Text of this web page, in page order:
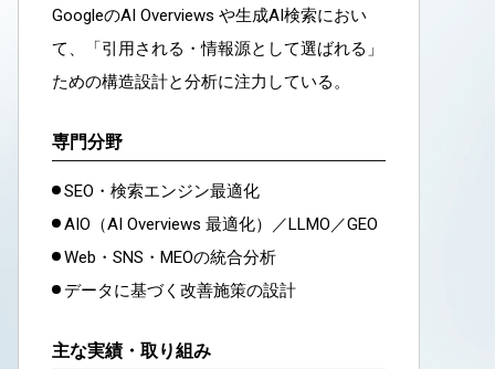
GoogleのAI Overviews や生成AI検索におい
て、「引用される・情報源として選ばれる」
ための構造設計と分析に注力している。
専門分野
SEO・検索エンジン最適化
AIO（AI Overviews 最適化）／LLMO／GEO
Web・SNS・MEOの統合分析
データに基づく改善施策の設計
主な実績・取り組み